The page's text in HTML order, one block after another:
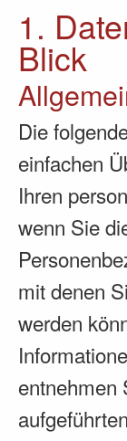
1.
Blick
Die
einfachen
Ihren
wenn Sie
mit denen
werden
entnehmen